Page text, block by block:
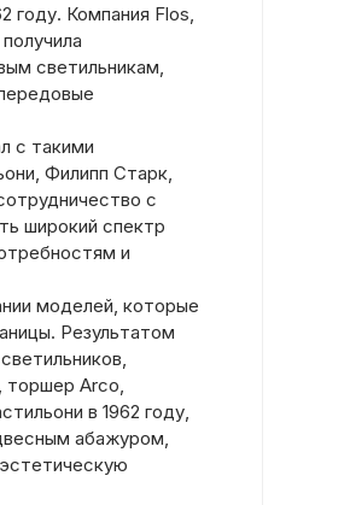
году. Компания Flos,
светильникам,
с такими
Филипп Старк,
с
широкий спектр
и
моделей, которые
Результатом
торшер Arco,
в 1962 году,
абажуром,